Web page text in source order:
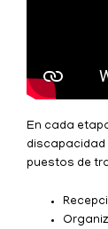
En cada
discapacidad
puestos de